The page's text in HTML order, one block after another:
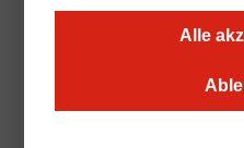
Alle
Laut aktueller Analyse von